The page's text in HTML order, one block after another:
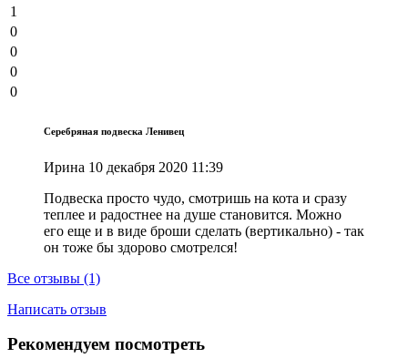
1
0
0
0
0
Серебряная подвеска Ленивец
Ирина 10 декабря 2020 11:39
Подвеска просто чудо, смотришь на кота и сразу
теплее и радостнее на душе становится. Можно
его еще и в виде броши сделать (вертикально) - так
он тоже бы здорово смотрелся!
Все отзывы (1)
Написать отзыв
Рекомендуем посмотреть